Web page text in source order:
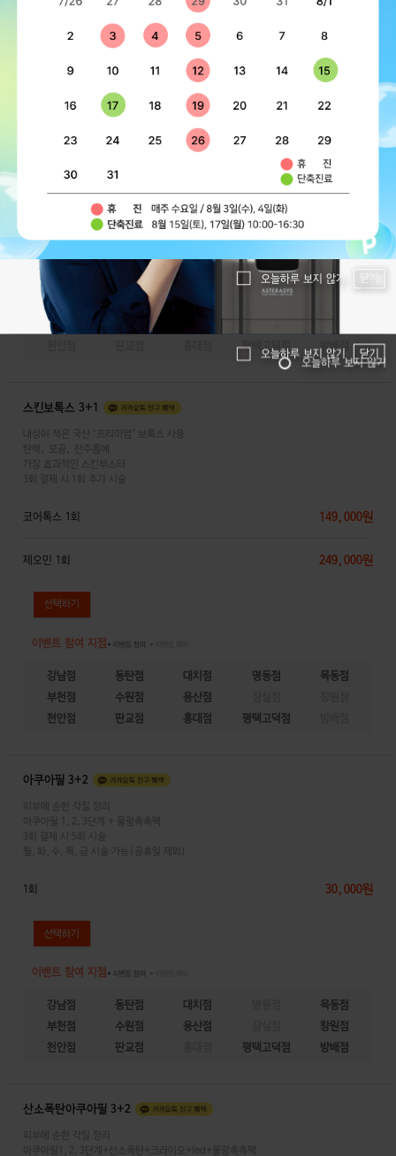
✔ 탄력 개선 ✔ 리프팅 효과
쿨소닉 7000샷+LDM(진정, 재생) 990,000
리쥬란과 쥬베룩의 시너지로
오늘하루 보지 않기
오늘하루 보지 않기 닫기
오늘하루 보지 않기
강남점 동탄점 대치점 명동점
목동점
수원점 용산점
판교점 홍대점
제오민 주름보톡스 NO.1
제오민보톡스 2부위 이상 시술 시, 추가 1부위 10,000원 적용
*이마, 미간, 눈가, 눈밑, 콧등, 자갈턱 중 택1
이벤트 참여 지점 ● 이벤트 참여 ● 이벤트 제외
강남점 동탄점 대치점
부천점
평택고덕점 방배점
스킨보톡스 3+1
내성이 적은 국산 "프리미엄" 보톡스 사용
탄력, 모공, 잔주름에
가장 효과적인 스킨부스터
3회 결제 시 1회 추가 시술
코어톡스 1회 149,000원
제오민 1회 249,000원
이벤트 참여 지점 ● 이벤트 참여
강남점 동탄점 대치점 명동점
목동점
부천점
수원점 용산점
천안점
판교점 홍대점 평택고덕점
아쿠아필 3+2
피부에 순한 각질 정리
아쿠아필 1,2,3단계 + 물광촉촉팩
3회 결제 시 5회 시술
월,화,수,목,금 시술 가능(공휴일 제외)
1회 30,000원
이벤트 참여 지점 ● 이벤트 참여
강남점 동탄점 대치점
목동점
부천점
수원점 용산점
창원점
천안점
판교점 평택고덕점 방배점
산소폭탄아쿠아필 3+2
피부에 순한 각질 정리
아쿠아필1,2,3단계+산소폭탄+크라이오+led+물광촉촉팩